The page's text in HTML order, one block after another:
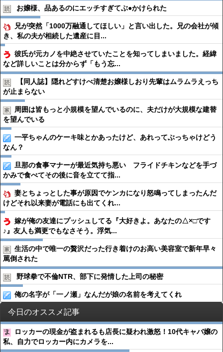
お嬢様、品あるのにエッチすぎてぶ●︎かけられた
兄が突然「1000万融通してほしい」と言い出した。兄の会社が傾
き、私の夫が相続した遺産に目...
彼氏が元カノを中絶させていたことを知ってしまいました。経緯
など詳しいことは分からず「もう忘...
【同人誌】隠れどすけべ清楚お嬢様しおり先輩はムラムラえっち
が止まらない
周囲は皆もっと小規模を望んでいるのに、夫だけが大規模な建替
を望んでいる
一平ちゃんのケーキ味とかあったけど、あれってぶっちゃけどう
なん？
旦那の食事マナーが最近気持ち悪い フライドチキンなどを手づ
かみで食べてその後に音を立てて指...
妻とちょっとした事が原因でケンカになり怒鳴ってしまったんだ
けどそれ以来妻が電話にも出てくれ...
嫁が俺の友達にプッシュしてる『大好きよ。あなたの△×□です
♪』友人も満更でもなさそう。浮気...
生活の中で唯一の贅沢だった行き着けのお高い美容室で新年早々
罵倒された
野球拳で不倫NTR、部下に発情した上司の秘密
俺の名字が「一ノ瀬」なんだが娘の名前を考えてくれ
今日のオススメ記事
ロッカーの現金が盗まれるも店長に疑われ激怒！10代キャバ嬢の
私、自力でロッカー内にカメラを...